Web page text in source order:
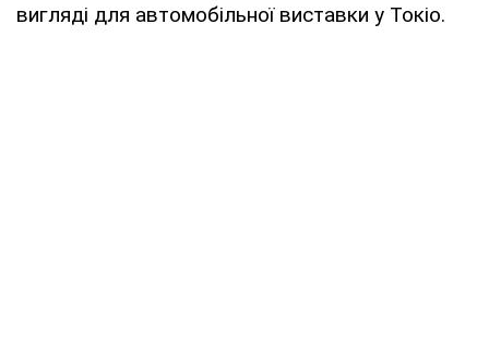
вигляді для автомобільної виставки у Токіо.